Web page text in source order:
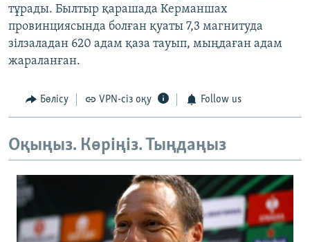
тұрады. Былтыр қарашада Керманшах
провинциясында болған қуаты 7,3 магнитуда
зілзаладан 620 адам қаза тауып, мыңдаған адам
жараланған.
Бөлісу VPN-сіз оқу Follow us
Оқыңыз. Көріңіз. Тыңдаңыз